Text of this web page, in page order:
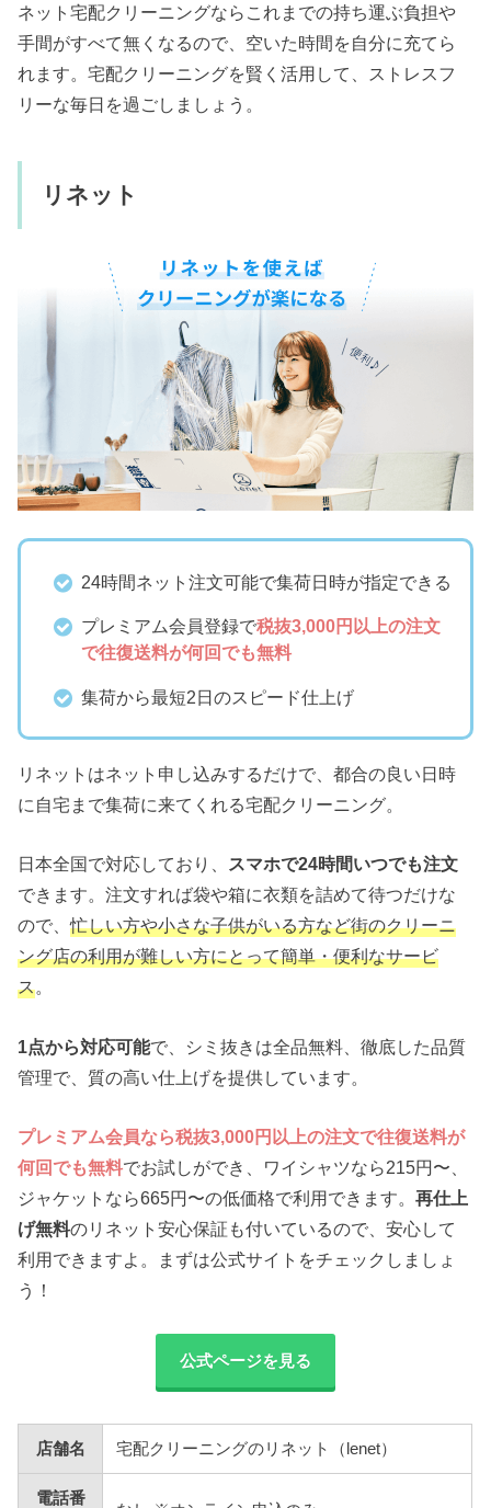
ネット宅配クリーニングならこれまでの持ち運ぶ負担や
手間がすべて無くなるので、空いた時間を自分に充てら
れます。宅配クリーニングを賢く活用して、ストレスフ
リーな毎日を過ごしましょう。
リネット
24時間ネット注文可能で集荷日時が指定できる
プレミアム会員登録で税抜3,000円以上の注文
で往復送料が何回でも無料
集荷から最短2日のスピード仕上げ
リネットはネット申し込みするだけで、都合の良い日時
に自宅まで集荷に来てくれる宅配クリーニング。
日本全国で対応しており、 スマホで24時間いつでも注文
できます。注文すれば袋や箱に衣類を詰めて待つだけな
ので、忙しい方や小さな子供がいる方など街のクリーニ
ング店の利用が難しい方にとって簡単・便利なサービ
ス。
1点から対応可能で、シミ抜きは全品無料、徹底した品質
管理で、質の高い仕上げを提供しています。
プレミアム会員なら税抜3,000円以上の注文で往復送料が
何回でも無料でお試しができ、ワイシャツなら215円〜、
ジャケットなら665円〜の低価格で利用できます。再仕上
げ無料のリネット安心保証も付いているので、安心して
利用できますよ。まずは公式サイトをチェックしましょ
う！
公式ページを見る
店舗名 宅配クリーニングのリネット（lenet）
電話番